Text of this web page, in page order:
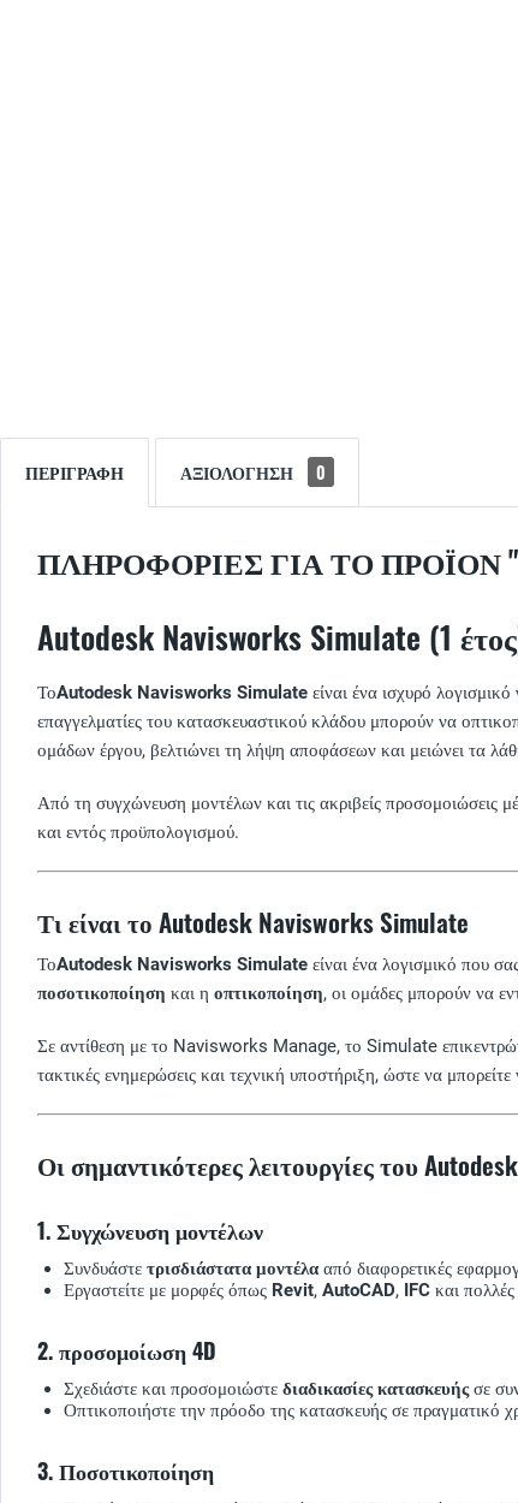
ΠΕΡΙΓΡΑΦΉ ΑΞΙΟΛΌΓΗΣΗ 0
ΠΛΗΡΟΦΟΡΊΕΣ ΓΙΑ ΤΟ ΠΡΟΪΌΝ
Autodesk Navisworks Simulate (1
ΤοAutodesk Navisworks Simulate είναι ένα ισχυρό λογισμικό
επαγγελματίες του κατασκευαστικού κλάδου μπορούν να
ομάδων έργου, βελτιώνει τη λήψη αποφάσεων και μειώνει τα
Από τη συγχώνευση μοντέλων και τις ακριβείς
και εντός προϋπολογισμού.
Τι είναι το Autodesk Navisworks Simulate
ΤοAutodesk Navisworks Simulate είναι ένα λογισμικό που
ποσοτικοποίηση και η οπτικοποίηση, οι ομάδες μπορούν να
Σε αντίθεση με το Navisworks Manage, το Simulate
τακτικές ενημερώσεις και τεχνική υποστήριξη, ώστε να
Οι σημαντικότερες λειτουργίες του
1. Συγχώνευση μοντέλων
Συνδυάστε τρισδιάστατα μοντέλααπό διαφορετικές
Εργαστείτε με μορφές όπως Revit, AutoCAD, IFC και
2. προσομοίωση 4D
Σχεδιάστε και προσομοιώστε διαδικασίες κατασκευήςσε
Οπτικοποιήστε την πρόοδο της κατασκευής σε πραγματικό
3. Ποσοτικοποίηση